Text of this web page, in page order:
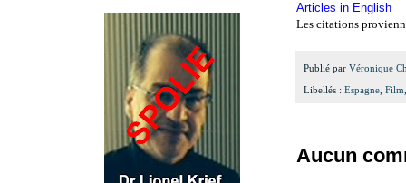
Articles in English
Les citations
Publié par Véronique
Libellés : Espagne, Film
Aucun